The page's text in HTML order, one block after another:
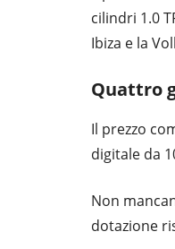
cilindri 1.0
Ibiza e la
Quattro
Il prezzo
digitale da
Non
dotazione